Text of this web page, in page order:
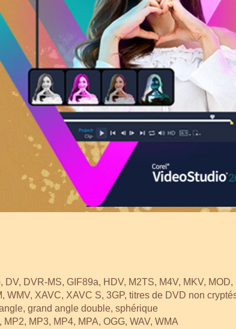
DV, DVR-MS, GIF89a, HDV, M2TS, M4V, MKV,
WMV, XAVC, XAVC S, 3GP, titres de DVD non
grand angle double, sphérique
MP3, MP4, MPA, OGG, WAV, WMA